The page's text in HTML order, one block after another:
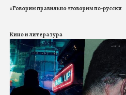
#Говорим правильно#говорим по-русски
Кино и литература